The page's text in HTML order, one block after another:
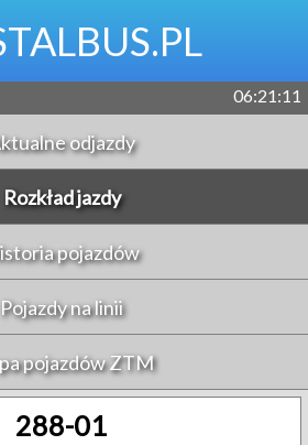
06:21:12
odjazdy
Rozkład jazdy
pojazdów
Pojazdy na linii
pojazdów ZTM
288-01